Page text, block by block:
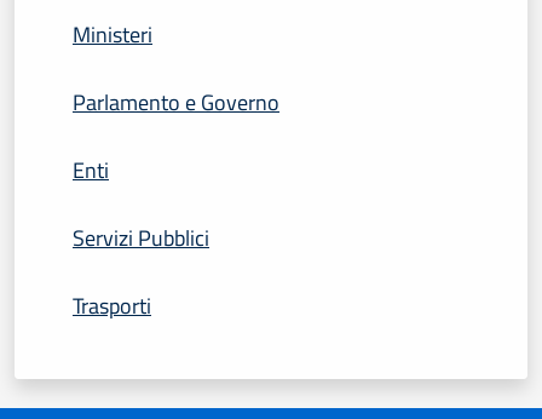
Ministeri
Parlamento e Governo
Enti
Servizi Pubblici
Trasporti